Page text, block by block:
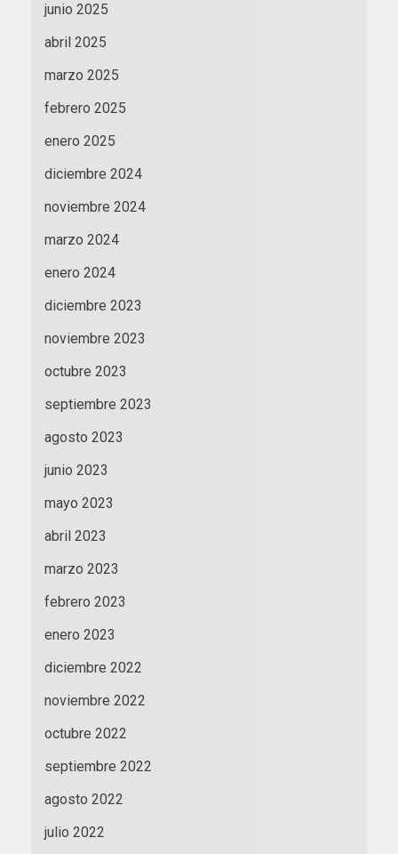
junio 2025
abril 2025
marzo 2025
febrero 2025
enero 2025
diciembre 2024
noviembre 2024
marzo 2024
enero 2024
diciembre 2023
noviembre 2023
octubre 2023
septiembre 2023
agosto 2023
junio 2023
mayo 2023
abril 2023
marzo 2023
febrero 2023
enero 2023
diciembre 2022
noviembre 2022
octubre 2022
septiembre 2022
agosto 2022
julio 2022